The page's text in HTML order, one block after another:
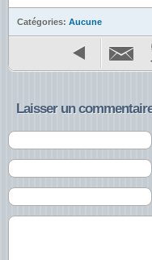
Catégories: Aucune
Laisser un